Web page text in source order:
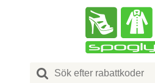
Search
for: